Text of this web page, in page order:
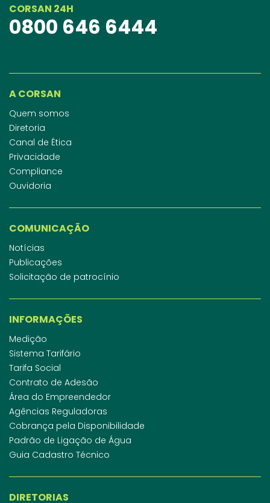
CORSAN 24H
0800 646 6444
A CORSAN
Quem somos
Diretoria
Canal de Ética
Privacidade
Compliance
Ouvidoria
COMUNICAÇÃO
Notícias
Publicações
Solicitação de patrocínio
INFORMAÇÕES
Medição
Sistema Tarifário
Tarifa Social
Contrato de Adesão
Área do Empreendedor
Agências Reguladoras
Cobrança pela Disponibilidade
Padrão de Ligação de Água
Guia Cadastro Técnico
DIRETORIAS